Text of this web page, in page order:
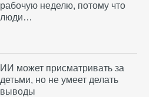
рабочую неделю, потому что
люди…
ИИ может присматривать за
детьми, но не умеет делать
выводы